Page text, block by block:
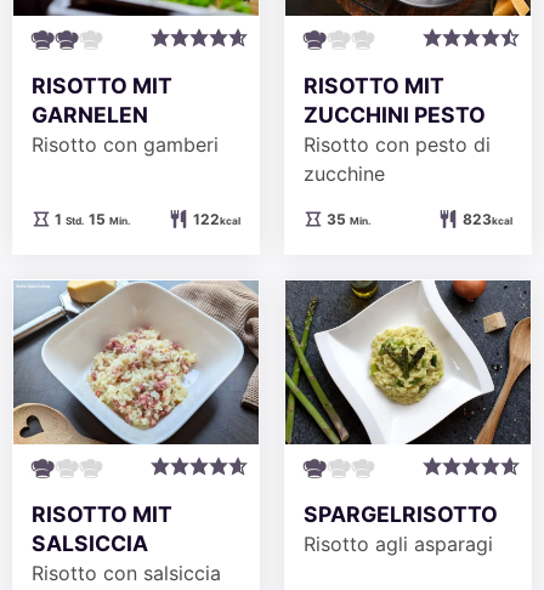
RISOTTO MIT
GARNELEN
Risotto con gamberi
1Stunde
Std. 15Minuten
Min. 122kcal
RISOTTO MIT
ZUCCHINI PESTO
Risotto con pesto di
zucchine
35Minuten
Min. 823kcal
RISOTTO MIT
SALSICCIA
Risotto con salsiccia
SPARGELRISOTTO
Risotto agli asparagi